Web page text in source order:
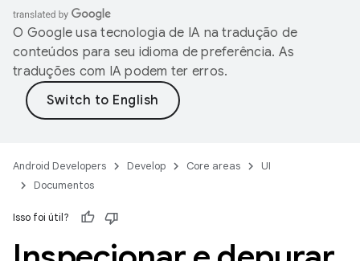
O Google usa tecnologia de IA na tradução de
conteúdos para seu idioma de preferência. As
traduções com IA podem ter erros.
Android Developers Develop Core areas
UI
Documentos
Isso foi útil?